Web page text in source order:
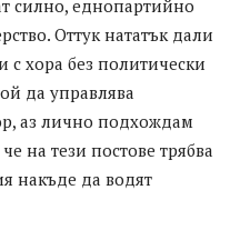
силно, еднопартийно
Оттук нататък дали
с хора без политически
да управлява
аз лично подхождам
на тези постове трябва
накъде да водят